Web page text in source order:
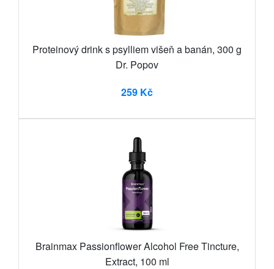
Proteinový drink s psylliem višeň a banán, 300 g
Dr. Popov
259 Kč
Brainmax Passionflower Alcohol Free Tincture,
Extract, 100 ml